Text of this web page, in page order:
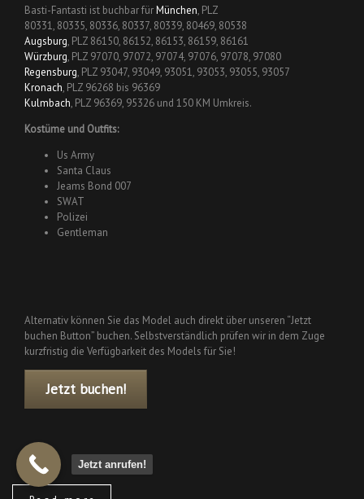
Basti-Fantasti ist buchbar fürMünchen, PLZ
80331, 80335, 80336, 80337, 80339, 80469, 80538
Augsburg, PLZ 86150, 86152, 86153, 86159, 86161
Würzburg, PLZ 97070, 97072, 97074, 97076, 97078, 97080
Regensburg, PLZ 93047, 93049, 93051, 93053, 93055, 93057
Kronach, PLZ 96268 bis 96369
Kulmbach, PLZ 96369, 95326 und 150 KM Umkreis.
Kostüme und Outfits:
Us Army
Santa Claus
Jeams Bond 007
SWAT
Polizei
Gentleman
Alternativ können Sie das Model auch direkt über unseren “Jetzt
buchen Button” buchen. Selbstverständlich prüfen wir in dem Zuge
kurzfristig die Verfügbarkeit des Models für Sie!
Jetzt buchen!
Jetzt anrufen!